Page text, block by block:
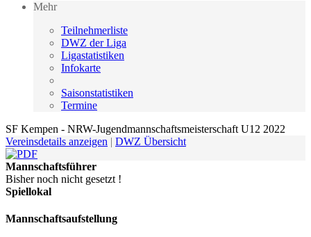
Mehr
Teilnehmerliste
DWZ der Liga
Ligastatistiken
Infokarte
Saisonstatistiken
Termine
SF Kempen - NRW-Jugendmannschaftsmeisterschaft U12 2022
Vereinsdetails anzeigen | DWZ Übersicht
Mannschaftsführer
Bisher noch nicht gesetzt !
Spiellokal
Mannschaftsaufstellung